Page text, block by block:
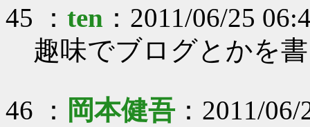
45 ： ten ：2011/06/25
趣味でブログとかを
46 ： 岡本健吾：2011/06/